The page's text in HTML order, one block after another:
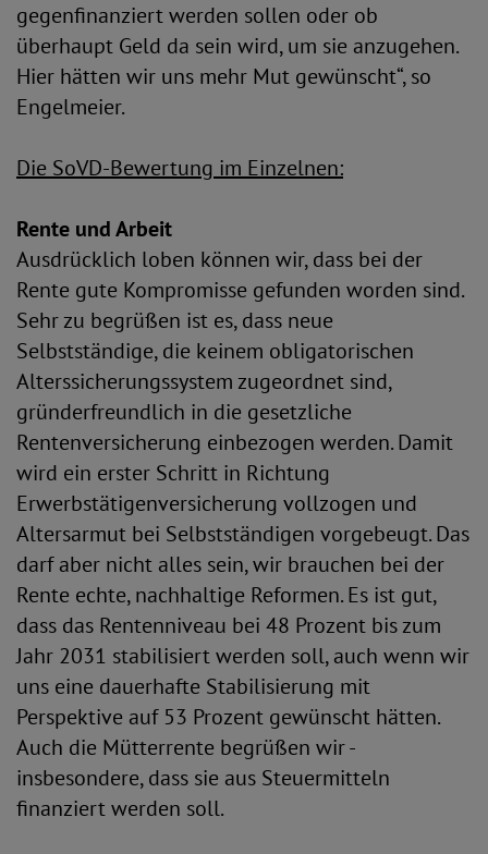
gegenfinanziert werden sollen oder ob
überhaupt Geld da sein wird, um sie anzugehen.
Hier hätten wir uns mehr Mut gewünscht“, so
Engelmeier.
Die SoVD-Bewertung im Einzelnen:
Rente und Arbeit
Ausdrücklich loben können wir, dass bei der
Rente gute Kompromisse gefunden worden sind.
Sehr zu begrüßen ist es, dass neue
Selbstständige, die keinem obligatorischen
Alterssicherungssystem zugeordnet sind,
gründerfreundlich in die gesetzliche
Rentenversicherung einbezogen werden. Damit
wird ein erster Schritt in Richtung
Erwerbstätigenversicherung vollzogen und
Altersarmut bei Selbstständigen vorgebeugt. Das
darf aber nicht alles sein, wir brauchen bei der
Rente echte, nachhaltige Reformen. Es ist gut,
dass das Rentenniveau bei 48 Prozent bis zum
Jahr 2031 stabilisiert werden soll, auch wenn wir
uns eine dauerhafte Stabilisierung mit
Perspektive auf 53 Prozent gewünscht hätten.
Auch die Mütterrente begrüßen wir -
insbesondere, dass sie aus Steuermitteln
finanziert werden soll.